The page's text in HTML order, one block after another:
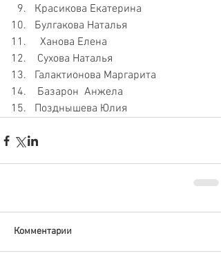
Красикова Екатерина
Булгакова Наталья
  Ханова Елена
Сухова Наталья
Галактионова Маргарита
Базарон  Анжела
Позднышева Юлия
Комментарии